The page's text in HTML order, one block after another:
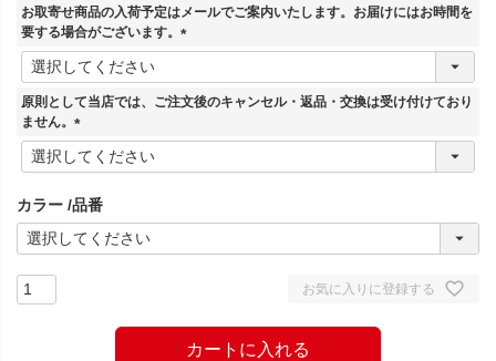
お取寄せ商品の入荷予定はメールでご案内いたします。お届けにはお時間を
要する場合がございます。
(
須
原則として当店では、ご注文後のキャンセル・返品・交換は受け付けており
ません。
(
必
)
カラー 品番
お気に入りに登録する
カートに入れる